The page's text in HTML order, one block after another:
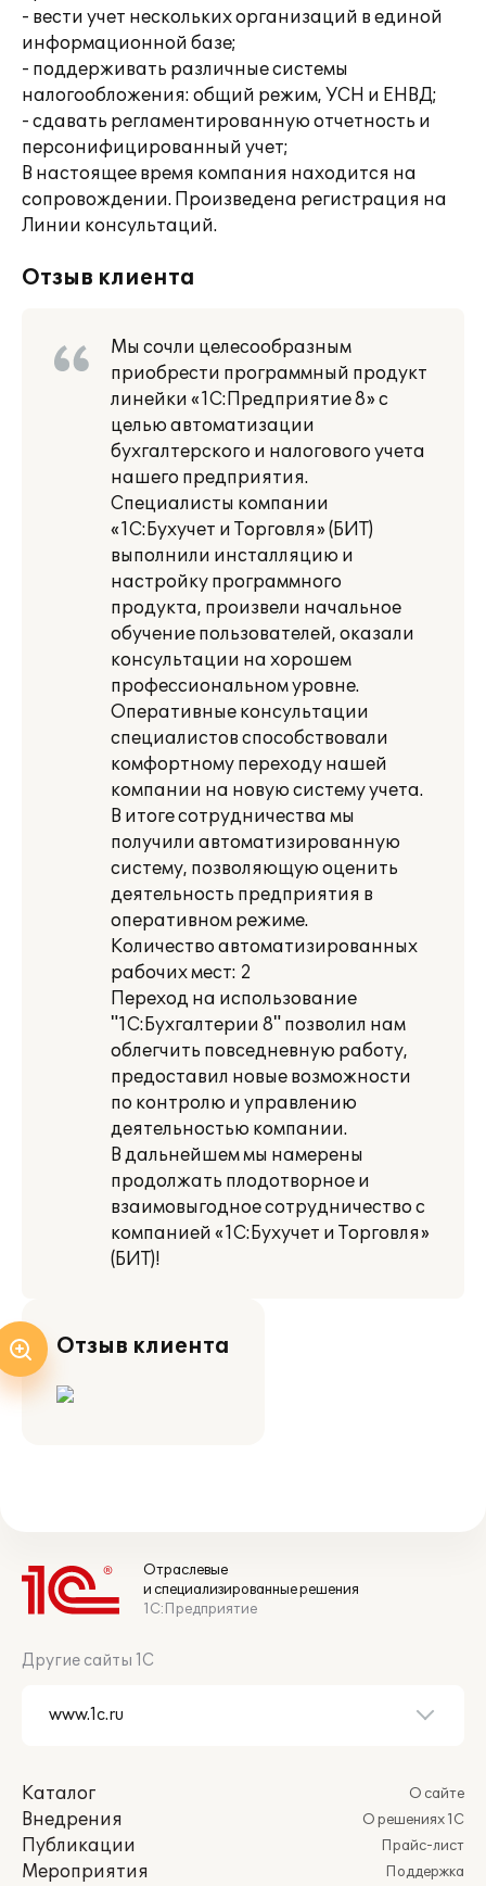
- вести учет нескольких организаций в единой
информационной базе;
- поддерживать различные системы
налогообложения: общий режим, УСН и ЕНВД;
- сдавать регламентированную отчетность и
персонифицированный учет;
В настоящее время компания находится на
сопровождении. Произведена регистрация на
Линии консультаций.
Отзыв клиента
Мы сочли целесообразным
приобрести программный продукт
линейки «1С:Предприятие 8» с
целью автоматизации
бухгалтерского и налогового учета
нашего предприятия.
Специалисты компании
«1С:Бухучет и Торговля» (БИТ)
выполнили инсталляцию и
настройку программного
продукта, произвели начальное
обучение пользователей, оказали
консультации на хорошем
профессиональном уровне.
Оперативные консультации
специалистов способствовали
комфортному переходу нашей
компании на новую систему учета.
В итоге сотрудничества мы
получили автоматизированную
систему, позволяющую оценить
деятельность предприятия в
оперативном режиме.
Количество автоматизированных
рабочих мест: 2
Переход на использование
"1С:Бухгалтерии 8" позволил нам
облегчить повседневную работу,
предоставил новые возможности
по контролю и управлению
деятельностью компании.
В дальнейшем мы намерены
продолжать плодотворное и
взаимовыгодное сотрудничество с
компанией «1С:Бухучет и Торговля»
(БИТ)!
Отзыв клиента
Отраслевые
и специализированные решения
1С:Предприятие
Другие сайты 1С
Каталог
Внедрения
Публикации
Мероприятия
О сайте
О решениях 1С
Прайс-лист
Поддержка